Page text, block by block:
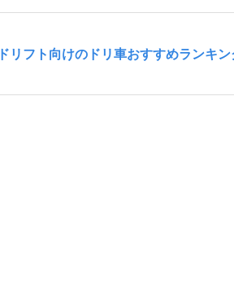
ドリフト向けのドリ車おすすめランキ